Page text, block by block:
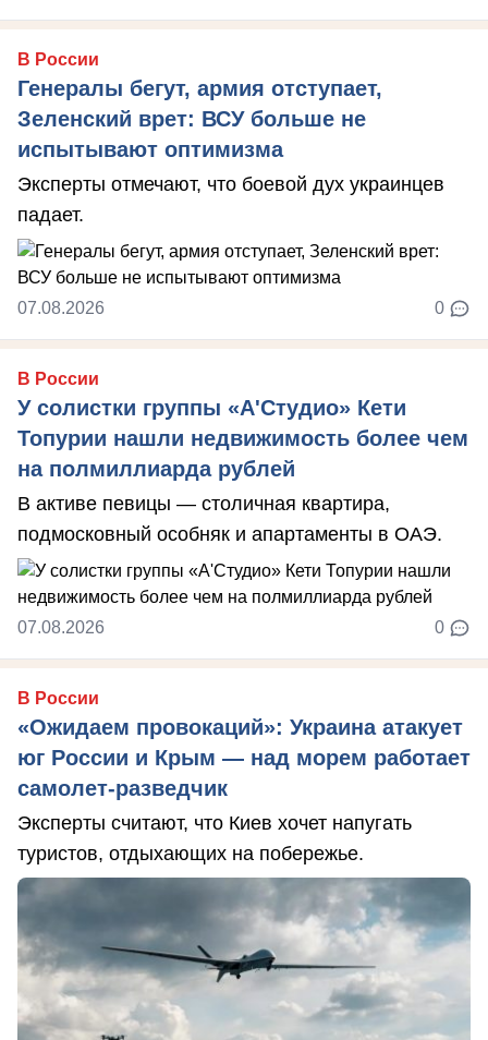
В России
Генералы бегут, армия отступает,
Зеленский врет: ВСУ больше не
испытывают оптимизма
Эксперты отмечают, что боевой дух украинцев
падает.
07.08.2026 0
В России
У солистки группы «А'Студио» Кети
Топурии нашли недвижимость более чем
на полмиллиарда рублей
В активе певицы — столичная квартира,
подмосковный особняк и апартаменты в ОАЭ.
07.08.2026 0
В России
«Ожидаем провокаций»: Украина атакует
юг России и Крым — над морем работает
самолет-разведчик
Эксперты считают, что Киев хочет напугать
туристов, отдыхающих на побережье.